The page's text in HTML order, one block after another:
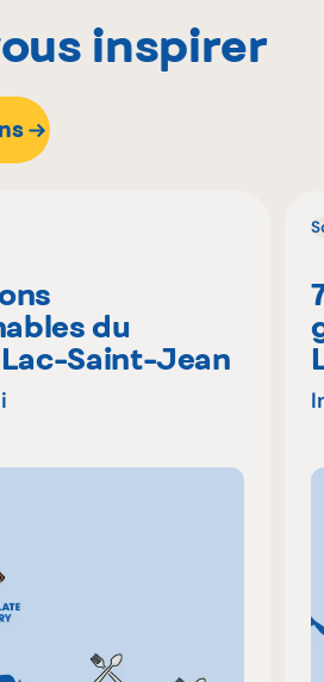
inspirer
du
Saint-Jean